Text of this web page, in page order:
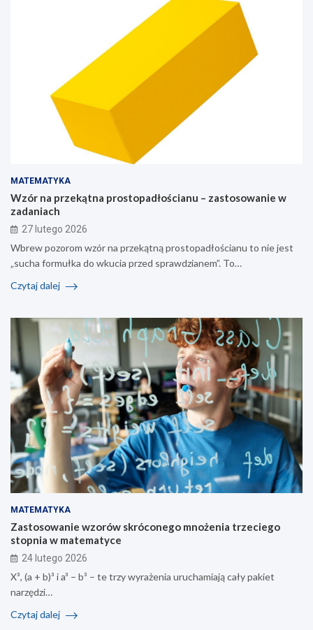
MATEMATYKA
Wzór na przekątna prostopadłościanu – zastosowanie w
zadaniach
27 lutego 2026
Wbrew pozorom wzór na przekątną prostopadłościanu to nie jest
„sucha formułka do wkucia przed sprawdzianem”. To…
Czytaj dalej
MATEMATYKA
Zastosowanie wzorów skróconego mnożenia trzeciego
stopnia w matematyce
24 lutego 2026
X³, (a + b)³ i a³ − b³ – te trzy wyrażenia uruchamiają cały pakiet
narzędzi…
Czytaj dalej